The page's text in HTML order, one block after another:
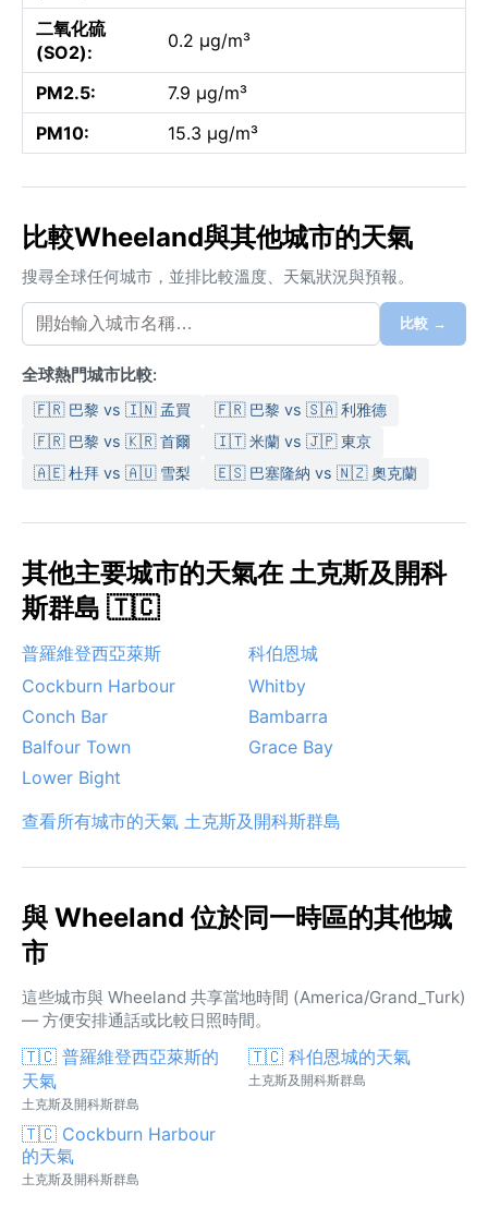
二氧化硫
(SO2):
0.2 µg/m³
PM2.5:
7.9 µg/m³
PM10:
15.3 µg/m³
比較Wheeland與其他城市的天氣
搜尋全球任何城市，並排比較溫度、天氣狀況與預報。
比較 →
全球熱門城市比較:
🇫🇷 巴黎 vs 🇮🇳 孟買
🇫🇷 巴黎 vs 🇸🇦 利雅德
🇫🇷 巴黎 vs 🇰🇷 首爾
🇮🇹 米蘭 vs 🇯🇵 東京
🇦🇪 杜拜 vs 🇦🇺 雪梨
🇪🇸 巴塞隆納 vs 🇳🇿 奧克蘭
其他主要城市的天氣在 土克斯及開科
斯群島 🇹🇨
普羅維登西亞萊斯
科伯恩城
Cockburn Harbour
Whitby
Conch Bar
Bambarra
Balfour Town
Grace Bay
Lower Bight
查看所有城市的天氣 土克斯及開科斯群島
與 Wheeland 位於同一時區的其他城
市
這些城市與 Wheeland 共享當地時間 (America/Grand_Turk)
— 方便安排通話或比較日照時間。
🇹🇨 普羅維登西亞萊斯的
天氣
土克斯及開科斯群島
🇹🇨 科伯恩城的天氣
土克斯及開科斯群島
🇹🇨 Cockburn Harbour
的天氣
土克斯及開科斯群島